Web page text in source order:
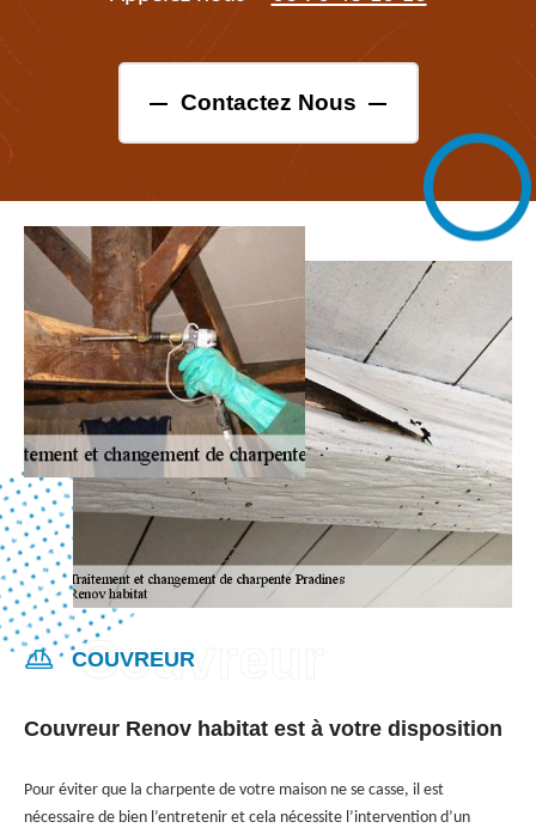
Contactez Nous
COUVREUR
Couvreur Renov habitat est à votre disposition
Pour éviter que la charpente de votre maison ne se casse, il est
nécessaire de bien l’entretenir et cela nécessite l’intervention d’un